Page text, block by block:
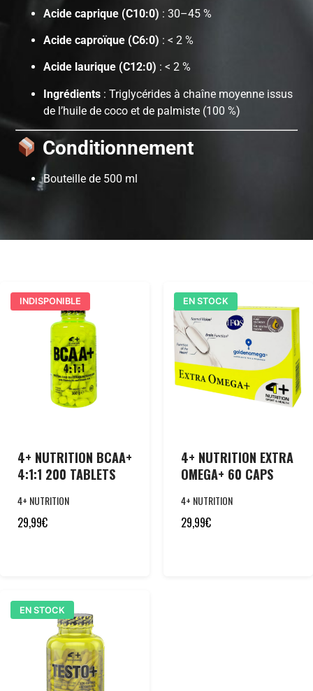
Acide caprique (C10:0) : 30–45 %
Acide caproïque (C6:0) : < 2 %
Acide laurique (C12:0) : < 2 %
Ingrédients : Triglycérides à chaîne moyenne issus
de l’huile de coco et de palmiste (100 %)
Conditionnement
Bouteille de 500 ml
INDISPONIBLE
4+ NUTRITION BCAA+
4:1:1 200 TABLETS
4+ NUTRITION
29,99€
EN STOCK
4+ NUTRITION EXTRA
OMEGA+ 60 CAPS
4+ NUTRITION
29,99€
EN STOCK